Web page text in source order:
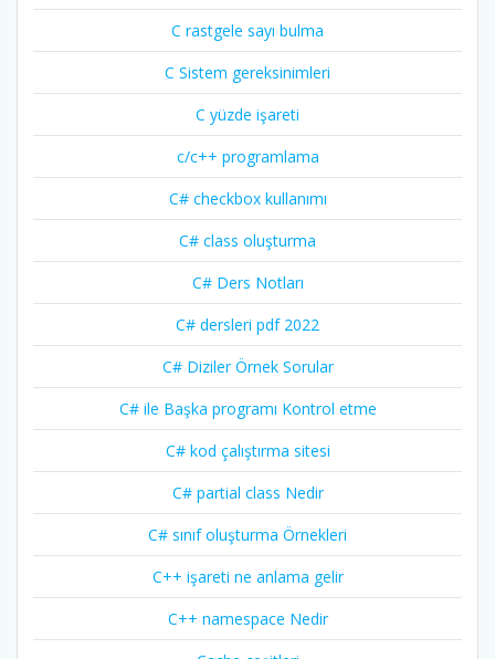
C rastgele sayı bulma
C Sistem gereksinimleri
C yüzde işareti
c/c++ programlama
C# checkbox kullanımı
C# class oluşturma
C# Ders Notları
C# dersleri pdf 2022
C# Diziler Örnek Sorular
C# ile Başka programı Kontrol etme
C# kod çalıştırma sitesi
C# partial class Nedir
C# sınıf oluşturma Örnekleri
C++ işareti ne anlama gelir
C++ namespace Nedir